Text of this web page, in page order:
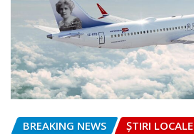
BREAKING NEWS ȘTIRI LOCALE